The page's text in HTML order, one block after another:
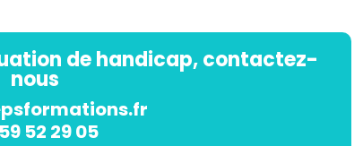
de handicap, contactez-
nous
52 29 05